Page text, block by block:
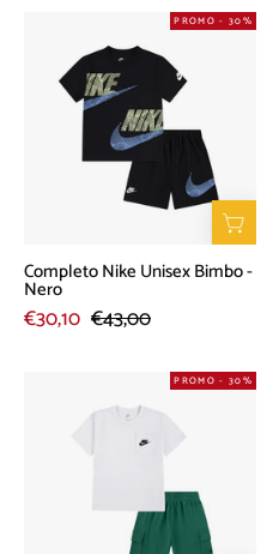
Completo
Nike
Unisex
Bimbo
-
PROMO - 30%
Completo Nike Unisex Bimbo -
Nero
€30,10 €43,00
Completo
Nike
Unisex
-
Bianco
PROMO - 30%